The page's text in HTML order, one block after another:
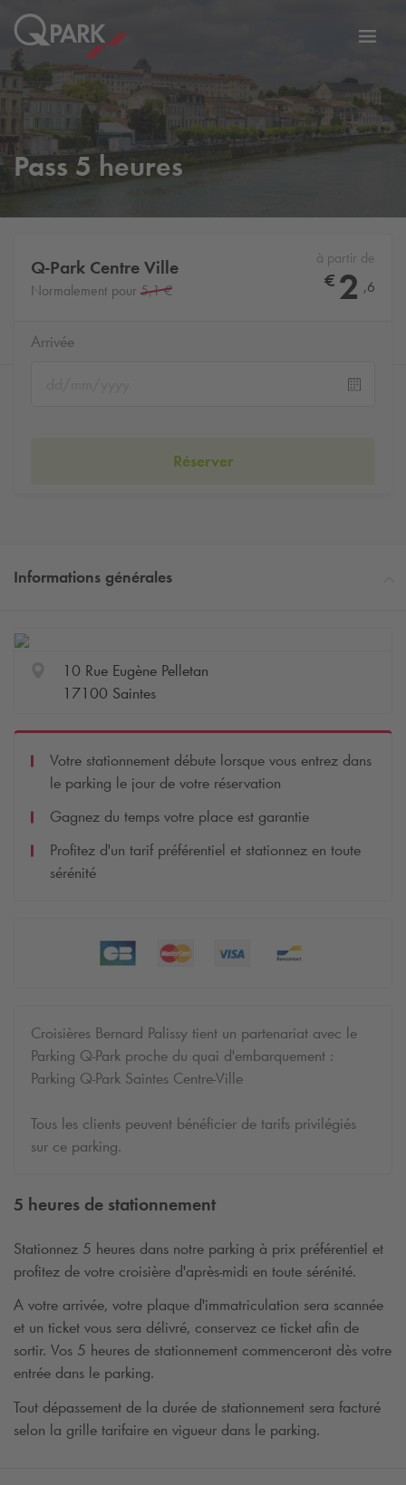
la
Pass 5 heures
Q-Park Centre Ville
Normalement pour 5,1 €
à partir de
€ 2 ,6
Arrivée
Réserver
Informations générales
5 heures de stationnement
Stationnez 5 heures dans notre parking à prix préférentiel et
profitez de votre croisière d'après-midi en toute sérénité.
A votre arrivée, votre plaque d'immatriculation sera scannée
et un ticket vous sera délivré, conservez ce ticket afin de
sortir. Vos 5 heures de stationnement commenceront dès votre
entrée dans le parking.
Tout dépassement de la durée de stationnement sera facturé
selon la grille tarifaire en vigueur dans le parking.
10 Rue Eugène Pelletan
17100 Saintes
Votre stationnement débute lorsque vous entrez dans
le parking le jour de votre réservation
Gagnez du temps votre place est garantie
Profitez d'un tarif préférentiel et stationnez en toute
sérénité
Croisières Bernard Palissy tient un partenariat avec le
Parking Q-Park proche du quai d'embarquement :
Parking Q-Park Saintes Centre-Ville
Tous les clients peuvent bénéficier de tarifs privilégiés
sur ce parking.